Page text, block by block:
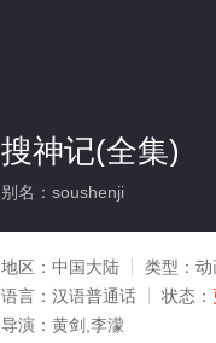
搜神记(全集)
别名：soushenji
地区： 中国大陆 类型： 动
语言： 汉语普通话 状态：
导演： 黄剑,李濛